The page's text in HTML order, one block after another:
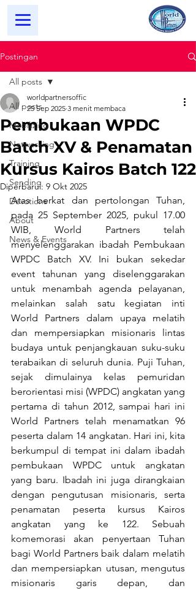
Postingan
All posts
Mobilizing
Networking
Training
Sending
Devotions
About
News & Events
All posts
Pembukaan WPDC
Batch XV & Penamatan
Kursus Kairos Batch 122
worldpartnersoffic
25 Sep 2025 3 menit membaca
Diperbarui: 9 Okt 2025
Atas berkat dan pertolongan Tuhan,
pada 25 September 2025, pukul 17.00
WIB, World Partners telah
menyelenggarakan ibadah Pembukaan
WPDC Batch XV. Ini bukan sekedar
event tahunan yang diselenggarakan
untuk menambah agenda pelayanan,
melainkan salah satu kegiatan inti
World Partners dalam upaya melatih
dan mempersiapkan misionaris lintas
budaya untuk penjangkauan suku-suku
terabaikan di seluruh dunia. Puji Tuhan,
sejak dimulainya kelas pemuridan
berorientasi misi (WPDC) angkatan yang
pertama di tahun 2012, sampai hari ini
World Partners telah menamatkan 96
peserta dalam 14 angkatan. Hari ini, kita
berkumpul di tempat ini dalam ibadah
pembukaan WPDC untuk angkatan
yang baru. Ibadah ini juga dirangkaian
dengan pengutusan misionaris, serta
penamatan peserta kursus Kairos
angkatan yang ke 122. Sebuah
komemorasi akan penyertaan Tuhan
bagi World Partners baik dalam melatih
dan mempersiapkan utusan, mengutus
misionaris garis depan, dan